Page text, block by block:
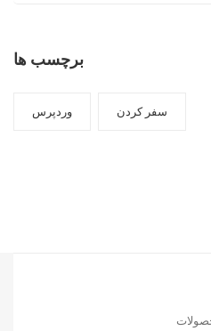
برچسب ها
سفر کردن وردپرس